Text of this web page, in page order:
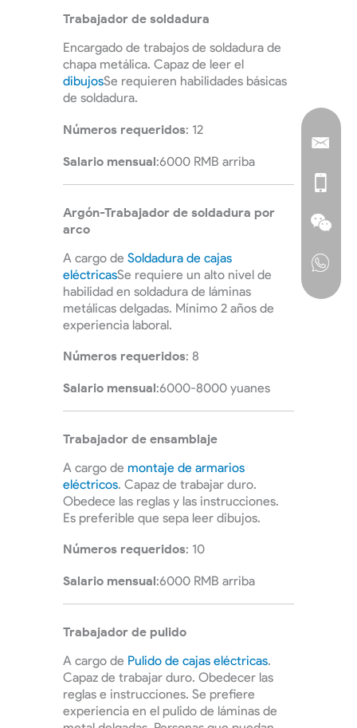
Trabajador de soldadura
Encargado de trabajos de soldadura de
chapa metálica. Capaz de leer el
dibujosSe requieren habilidades básicas
de soldadura.
Números requeridos: 12
Salario mensual:6000 RMB arriba
Argón-Trabajador de soldadura por
arco
A cargo de Soldadura de cajas
eléctricasSe requiere un alto nivel de
habilidad en soldadura de láminas
metálicas delgadas. Mínimo 2 años de
experiencia laboral.
Números requeridos: 8
Salario mensual:6000-8000 yuanes
Trabajador de ensamblaje
A cargo de montaje de armarios
eléctricos. Capaz de trabajar duro.
Obedece las reglas y las instrucciones.
Es preferible que sepa leer dibujos.
Números requeridos: 10
Salario mensual:6000 RMB arriba
Trabajador de pulido
A cargo de Pulido de cajas eléctricas.
Capaz de trabajar duro. Obedecer las
reglas e instrucciones. Se prefiere
experiencia en el pulido de láminas de